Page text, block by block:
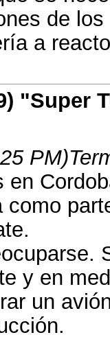
de
a
"Super
PM)
en
como
y en
un